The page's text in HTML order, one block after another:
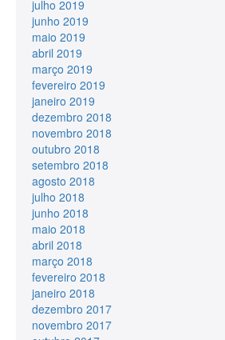
julho 2019
junho 2019
maio 2019
abril 2019
março 2019
fevereiro 2019
janeiro 2019
dezembro 2018
novembro 2018
outubro 2018
setembro 2018
agosto 2018
julho 2018
junho 2018
maio 2018
abril 2018
março 2018
fevereiro 2018
janeiro 2018
dezembro 2017
novembro 2017